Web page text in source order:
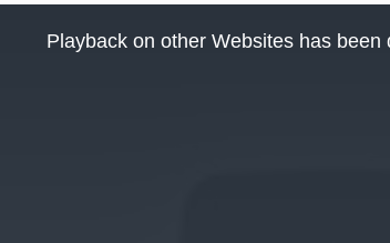
Playback on other Websites has